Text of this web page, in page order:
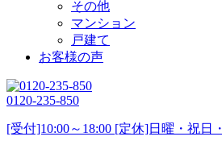
その他
マンション
戸建て
お客様の声
0120-235-850
[受付]10:00～18:00 [定休]日曜・祝日